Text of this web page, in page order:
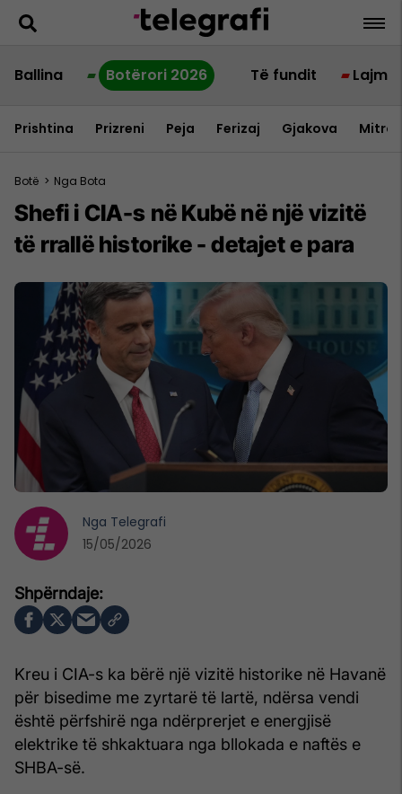
Ballina Botërori 2026 Të fundit Lajme
Prishtina Prizreni Peja Ferizaj Gjakova
Botë > Nga Bota
Shefi i CIA-s në Kubë në një vizitë
të rrallë historike - detajet e para
Kreu i CIA-s ka bërë një vizitë historike në Havanë
për bisedime me zyrtarë të lartë, ndërsa vendi
është përfshirë nga ndërprerjet e energjisë
elektrike të shkaktuara nga bllokada e naftës e
SHBA-së.
Nga Telegrafi
15/05/2026